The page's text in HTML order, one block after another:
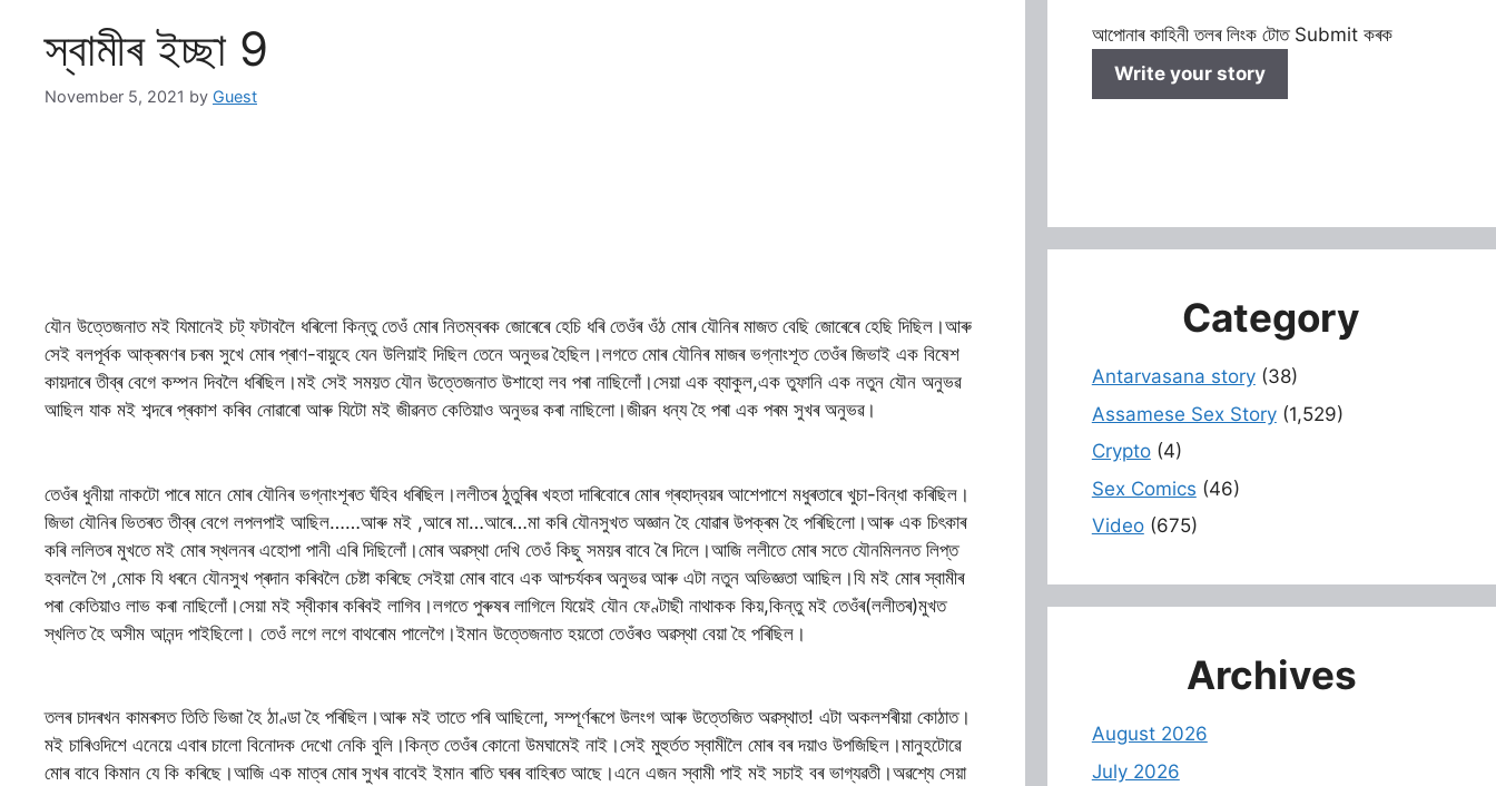
স্বামীৰ ইচ্ছা 9
November 5, 2021 by Guest
যৌন উত্তেজনাত মই যিমানেই চট্ ফটাবলৈ ধৰিলো কিন্তু তেওঁ মোৰ নিতম্বৰক জোৰেৰে হেচি ধৰি তেওঁৰ ওঁঠ মোৰ যৌনিৰ মাজত বেছি জোৰেৰে হেছি দিছিল।আৰু
সেই বলপূৰ্বক আক্ৰমণৰ চৰম সুখে মোৰ প্ৰাণ-বায়ুহে যেন উলিয়াই দিছিল তেনে অনুভৱ হৈছিল।লগতে মোৰ যৌনিৰ মাজৰ ভগ্নাংশূত তেওঁৰ জিভাই এক বিষেশ
কায়দাৰে তীব্ৰ বেগে কম্পন দিবলৈ ধৰিছিল।মই সেই সময়ত যৌন উত্তেজনাত উশাহো লব পৰা নাছিলোঁ।সেয়া এক ব্যাকুল,এক তুফানি এক নতুন যৌন অনুভৱ
আছিল যাক মই শব্দৰে প্ৰকাশ কৰিব নোৱাৰো আৰু যিটো মই জীৱনত কেতিয়াও অনুভৱ কৰা নাছিলো।জীৱন ধন্য হৈ পৰা এক পৰম সুখৰ অনুভৱ।
তেওঁৰ ধুনীয়া নাকটো পাৰে মানে মোৰ যৌনিৰ ভগ্নাংশূৰত ঘঁহিব ধৰিছিল।ললীতৰ ঠুতুৰিৰ খহতা দাৰিবোৰে মোৰ গ্ৰহাদ্বয়ৰ আশেপাশে মধুৰতাৰে খুচা-বিন্ধা কৰিছিল।
জিভা যৌনিৰ ভিতৰত তীব্ৰ বেগে লপলপাই আছিল……আৰু মই ,আৰে মা…আৰে…মা কৰি যৌনসুখত অজ্ঞান হৈ যোৱাৰ উপক্ৰম হৈ পৰিছিলো।আৰু এক চিৎকাৰ
কৰি ললিতৰ মুখতে মই মোৰ স্খলনৰ এহোপা পানী এৰি দিছিলোঁ।মোৰ অৱস্থা দেখি তেওঁ কিছু সময়ৰ বাবে ৰৈ দিলে।আজি ললীতে মোৰ সতে যৌনমিলনত লিপ্ত
হবললৈ গৈ ,মোক যি ধৰনে যৌনসুখ প্ৰদান কৰিবলৈ চেষ্টা কৰিছে সেইয়া মোৰ বাবে এক আশ্চৰ্যকৰ অনুভৱ আৰু এটা নতুন অভিজ্ঞতা আছিল।যি মই মোৰ স্বামীৰ
পৰা কেতিয়াও লাভ কৰা নাছিলোঁ।সেয়া মই স্বীকাৰ কৰিব‍ই লাগিব।লগতে পুৰুষৰ লাগিলে যিয়েই যৌন ফেণ্টাছী নাথাকক কিয়,কিন্তু মই তেওঁৰ(ললীতৰ)মুখত
স্খলিত হৈ অসীম আনন্দ পাইছিলো। তেওঁ লগে লগে বাথৰোম পালেগৈ।ইমান উত্তেজনাত হয়তো তেওঁৰ‌ও অৱস্থা বেয়া হৈ পৰিছিল।
তলৰ চাদৰখন কামৰসত তিতি ভিজা হৈ ঠাণ্ডা হৈ পৰিছিল।আৰু মই তাতে পৰি আছিলো, সম্পূৰ্ণৰূপে উলংগ আৰু উত্তেজিত অৱস্থাত! এটা অকলশৰীয়া কোঠাত।
মই চাৰিওদিশে এনেয়ে এবাৰ চালো বিনোদক দেখো নেকি বুলি।কিন্ত তেওঁৰ কোনো উমঘামেই নাই।সেই মুহুৰ্তত স্বামীলৈ মোৰ বৰ দয়াও উপজিছিল।মানুহটোৱে
মোৰ বাবে কিমান যে কি কৰিছে।আজি এক মাত্ৰ মোৰ সুখৰ বাবেই ইমান ৰাতি ঘৰৰ বাহিৰত আছে।এনে এজন স্বামী পাই মই সচাই বৰ ভাগ্যৱতী‌।অৱশ্যে সেয়া
আপোনাৰ কাহিনী তলৰ লিংক টোত Submit কৰক
Write your story
Category
Antarvasana story(38)
Assamese Sex Story(1,529)
Crypto(4)
Sex Comics (46)
Video(675)
Archives
August 2026
July 2026